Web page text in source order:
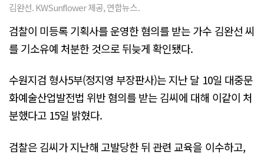
김완선. KWSunflower 제공, 연합뉴스.
검찰이 미등록 기획사를 운영한 혐의를 받는 가수 김완선 씨
를 기소유예 처분한 것으로 뒤늦게 확인됐다.
수원지검 형사5부(정지영 부장판사)는 지난 달 10일 대중문
화예술산업발전법 위반 혐의를 받는 김씨에 대해 이같이 처
분했다고 15일 밝혔다.
검찰은 김씨가 지난해 고발당한 뒤 관련 교육을 이수하고,